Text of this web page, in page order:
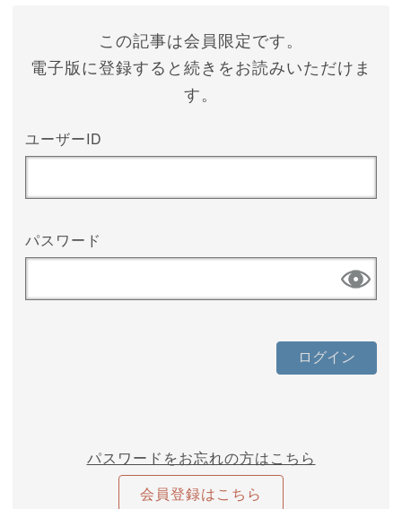
この記事は会員限定です。
電子版に登録すると続きをお読みいただけま
す。
ユーザーID
パスワード
パスワードをお忘れの方はこちら
会員登録はこちら